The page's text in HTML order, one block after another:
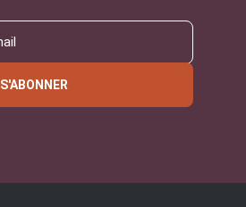
S'ABONNER